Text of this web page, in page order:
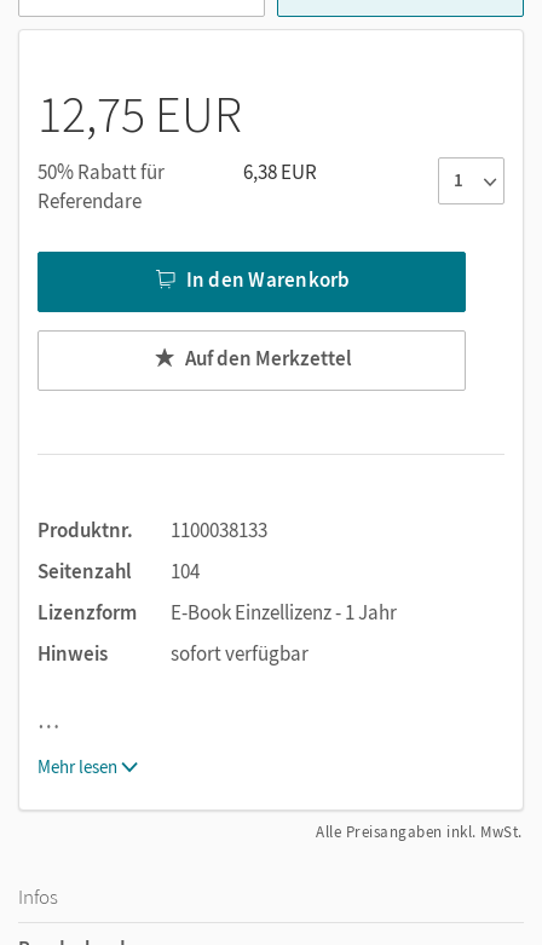
Markierungen und Lesezeichen, ergänzen Sie Texte
und suchen Sie im Text. Zoomen Sie bei Bedarf.
Medienintegration: Die Audios sind übungsgenau
platziert. Kein zeitaufwendiges Suchen mehr!
Profitieren Sie mit Ihrer Klasse von dieser modernen und
12,75 EUR
50% Rabatt für
Referendare
6,38 EUR
In den Warenkorb
Auf den Merkzettel
Produktnr.
1100038133
Seitenzahl
104
Lizenzform
E-Book Einzellizenz - 1 Jahr
Hinweis
sofort verfügbar
…
Mehr lesen
Alle Preisangaben inkl. MwSt.
Infos